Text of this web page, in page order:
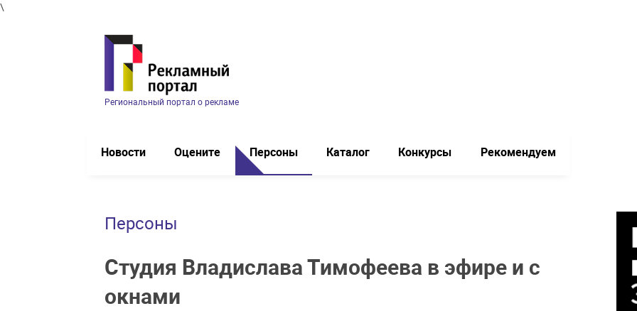
\
Региональный портал о рекламе
Новости Оцените Персоны Каталог Конкурсы Рекомендуем
Персоны
Студия Владислава Тимофеева в эфире и с
окнами